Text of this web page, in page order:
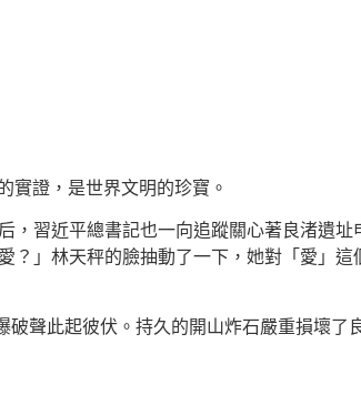
實證，是世界文明的珍寶。
習近平總書記也一向追蹤關心著良渚遺址
？」林天秤的臉抽動了一下，她對「愛」這
聲此起彼伏。持久的開山炸石嚴重損壞了